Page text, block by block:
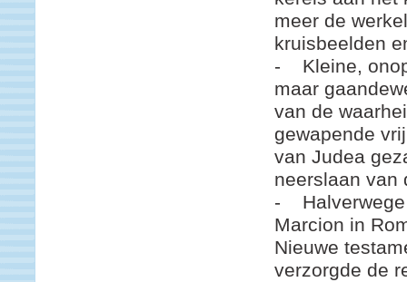
meer de
kruisbeelden
- Kleine,
maar
van de
gewapende
van Judea
neerslaan van
- Halverwege
Marcion in
Nieuwe
verzorgde de